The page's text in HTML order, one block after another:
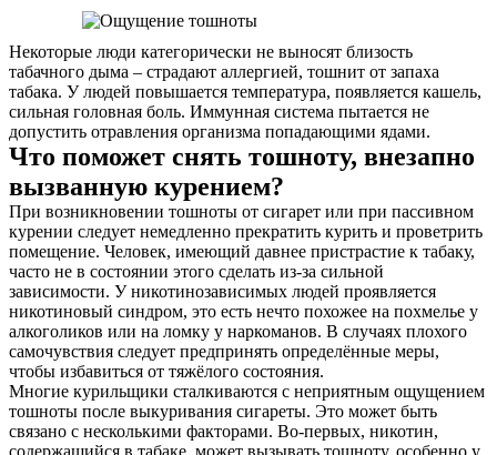
Некоторые люди категорически не выносят близость
табачного дыма – страдают аллергией, тошнит от запаха
табака. У людей повышается температура, появляется кашель,
сильная головная боль. Иммунная система пытается не
допустить отравления организма попадающими ядами.
Что поможет снять тошноту, внезапно
вызванную курением?
При возникновении тошноты от сигарет или при пассивном
курении следует немедленно прекратить курить и проветрить
помещение. Человек, имеющий давнее пристрастие к табаку,
часто не в состоянии этого сделать из-за сильной
зависимости. У никотинозависимых людей проявляется
никотиновый синдром, это есть нечто похожее на похмелье у
алкоголиков или на ломку у наркоманов. В случаях плохого
самочувствия следует предпринять определённые меры,
чтобы избавиться от тяжёлого состояния.
Многие курильщики сталкиваются с неприятным ощущением
тошноты после выкуривания сигареты. Это может быть
связано с несколькими факторами. Во-первых, никотин,
содержащийся в табаке, может вызывать тошноту, особенно у